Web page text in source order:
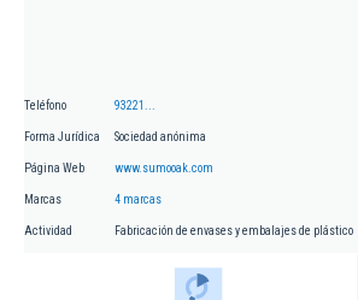
Teléfono 93221...
Forma Jurídica Sociedad anónima
Página Web www.sumooak.com
Marcas 4 marcas
Actividad Fabricación de envases y embalajes de plástico